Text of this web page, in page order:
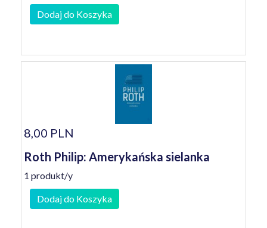
Dodaj do Koszyka
8,00 PLN
Roth Philip: Amerykańska sielanka
1 produkt/y
Dodaj do Koszyka